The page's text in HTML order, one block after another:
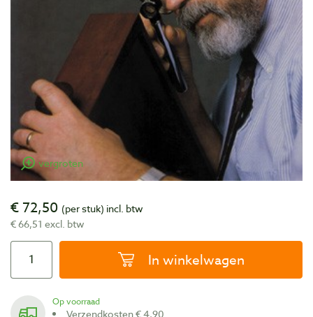
vergroten
€ 72,50 (per stuk) incl. btw
€ 66,51 excl. btw
In winkelwagen
Op voorraad
Verzendkosten € 4,90